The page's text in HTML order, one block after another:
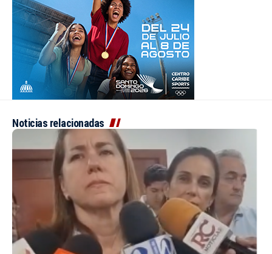
Noticias relacionadas